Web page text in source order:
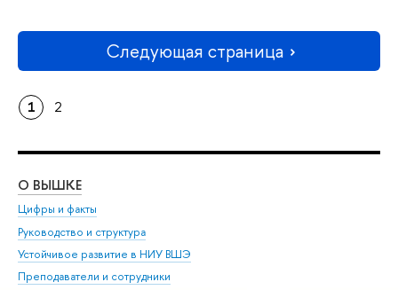
Следующая страница
1 2
О ВЫШКЕ
Цифры и факты
Руководство и структура
Устойчивое развитие в НИУ ВШЭ
Преподаватели и сотрудники